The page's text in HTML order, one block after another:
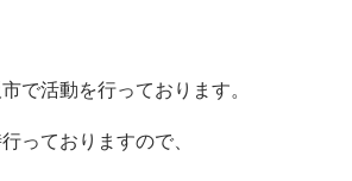
で活動を行っております。
っておりますので、